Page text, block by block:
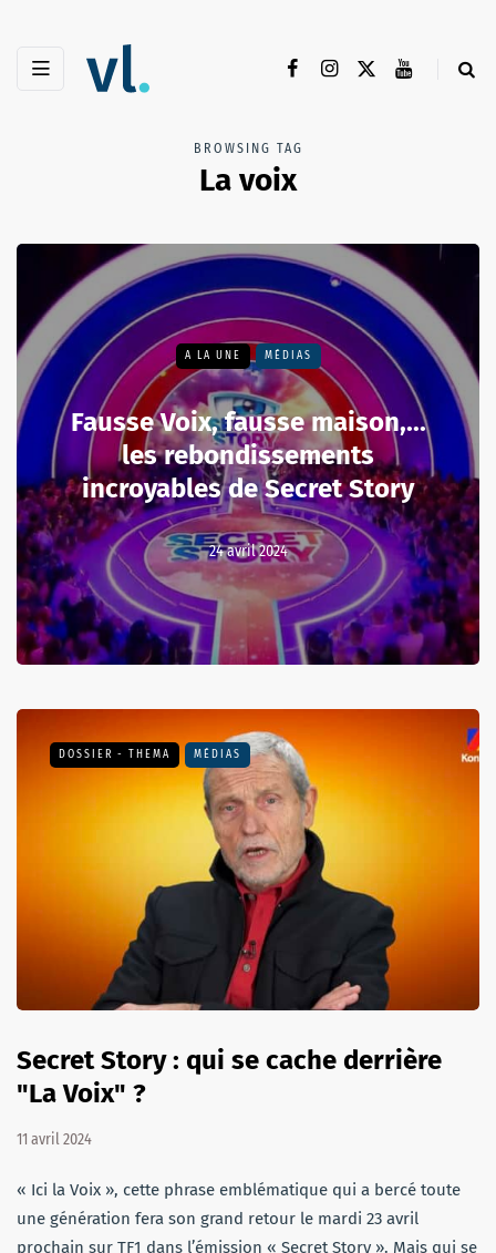
BROWSING TAG
La voix
A LA UNE MÉDIAS
Fausse Voix, fausse maison,...
les rebondissements
incroyables de Secret Story
24 avril 2024
DOSSIER - THEMA MÉDIAS
Secret Story : qui se cache derrière
"La Voix" ?
11 avril 2024
« Ici la Voix », cette phrase emblématique qui a bercé toute
une génération fera son grand retour le mardi 23 avril
prochain sur TF1 dans l’émission « Secret Story ». Mais qui se